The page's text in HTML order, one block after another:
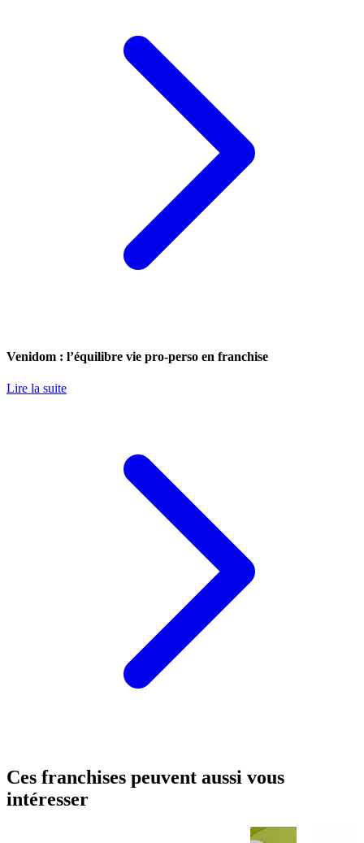
Venidom : l’équilibre vie pro-perso en franchise
Lire la suite
Ces franchises peuvent aussi vous
intéresser